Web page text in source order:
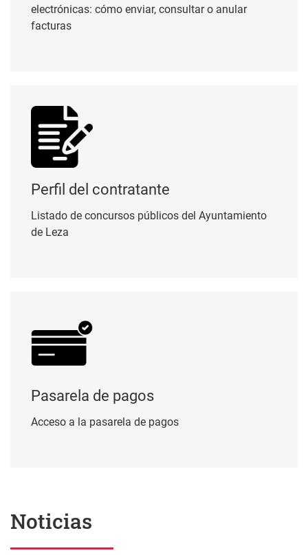
electrónicas: cómo enviar, consultar o anular
facturas
Perfil del contratante
Listado de concursos públicos del Ayuntamiento
de Leza
Pasarela de pagos
Acceso a la pasarela de pagos
Noticias